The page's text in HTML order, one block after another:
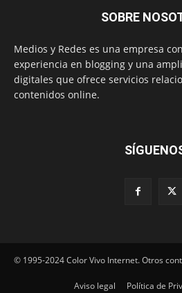
SOBRE
Medios y Redes es una empresa
experiencia en blogging y una
digitales que ofrece servicios
contenidos online.
© 1995-2024 Color Vivo Internet. Otros
Aviso legal Política de